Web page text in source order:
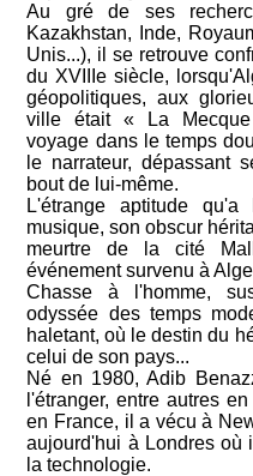
Au gré de ses
Kazakhstan, Inde,
Unis...), il se retrouve
du XVIIIe siècle,
géopolitiques, aux
ville était « La
voyage dans le temps
le narrateur, dépassant
bout de lui-même.
L'étrange aptitude
musique, son obscur
meurtre de la cité
événement survenu à
Chasse à l'homme,
odyssée des temps
haletant, où le destin du
celui de son pays...
Né en 1980, Adib
l'étranger, entre autres
en France, il a vécu à
aujourd'hui à Londres où
la technologie.